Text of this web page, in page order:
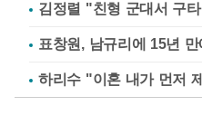
김정렬 "친형 군대서 구
표창원, 남규리에 15년
하리수 "이혼 내가 먼저